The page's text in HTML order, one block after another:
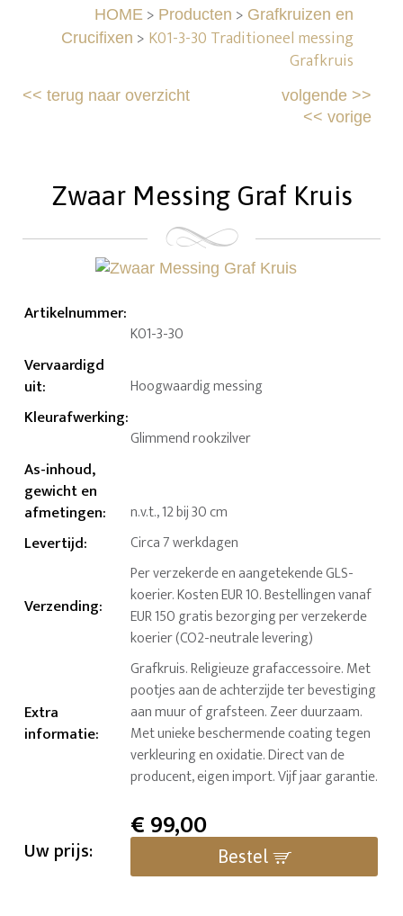
HOME> Producten > Grafkruizen en
Crucifixen > K01-3-30 Traditioneel messing
Grafkruis
<<terug naar overzicht volgende>>
<< vorige
Zwaar Messing Graf Kruis
Artikelnummer:
K01-3-30
Vervaardigd
uit: Hoogwaardig messing
Kleurafwerking:
Glimmend rookzilver
As-inhoud,
gewicht en
afmetingen: n.v.t., 12 bij 30 cm
Levertijd: Circa 7 werkdagen
Verzending:
Per verzekerde en aangetekende GLS-
koerier. Kosten EUR 10. Bestellingen vanaf
EUR 150 gratis bezorging per verzekerde
koerier (CO2-neutrale levering)
Extra
informatie:
Grafkruis. Religieuze grafaccessoire. Met
pootjes aan de achterzijde ter bevestiging
aan muur of grafsteen. Zeer duurzaam.
Met unieke beschermende coating tegen
verkleuring en oxidatie. Direct van de
producent, eigen import. Vijf jaar garantie.
Uw prijs:
€99,00
Bestel